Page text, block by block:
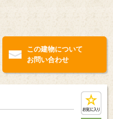
この建物について
お問い合わせ